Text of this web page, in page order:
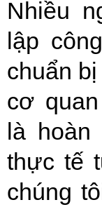
Nhiều
lập
chuẩn
cơ
là hoàn
thực tế
chúng